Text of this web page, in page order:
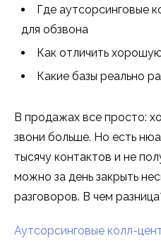
Где аутсорсинговые
для обзвона
Как отличить
Какие базы реально
В продажах все просто:
звони больше. Но есть
тысячу контактов и не
можно за день закрыть
разговоров. В чем
Аутсорсинговые колл-